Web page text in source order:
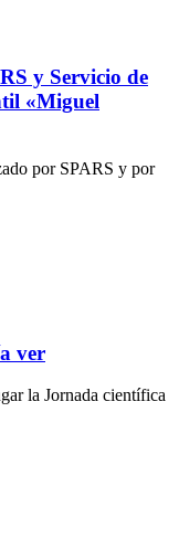
y Servicio de
«Miguel
por SPARS y por
ver
la Jornada científica